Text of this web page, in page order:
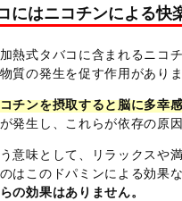
にはニコチンによる快
熱式タバコに含まれるニコ
質の発生を促す作用がありま
チンを摂取すると脳に多幸
が発生し、これらが依存の原
意味として、リラックスや
はこのドパミンによる効果な
の効果はありません。